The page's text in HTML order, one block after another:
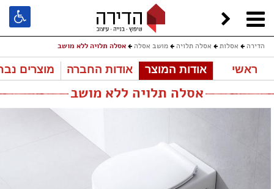
הדירה אסלות אסלה תלויה מושב אסלה אסלה תלויה ללא מושב
ראשי אודות המוצר אודות החברה מוצרים
אסלה תלויה ללא מושב